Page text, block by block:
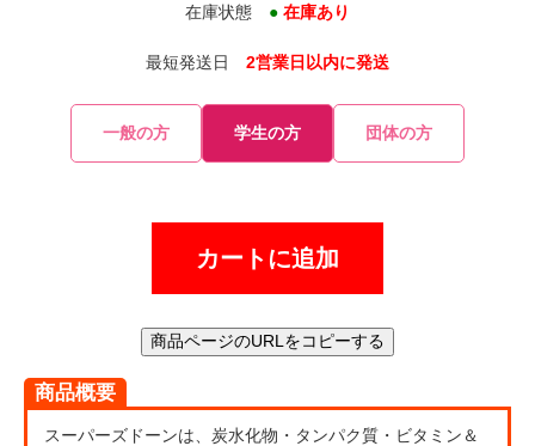
在庫状態 ● 在庫あり
最短発送日 2営業日以内に発送
一般の方 学生の方 団体の方
カートに追加
商品ページのURLをコピーする
商品概要
スーパーズドーンは、炭水化物・タンパク質・ビタミン＆